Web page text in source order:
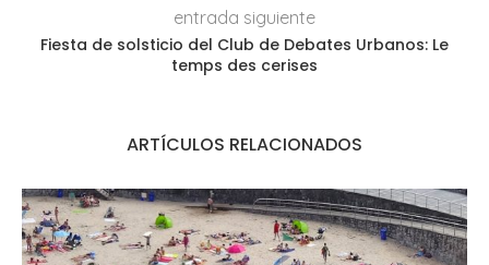
entrada siguiente
Fiesta de solsticio del Club de Debates Urbanos: Le
temps des cerises
ARTÍCULOS RELACIONADOS